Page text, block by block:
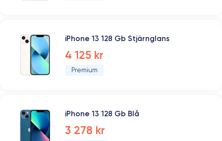
iPhone 13 128 Gb Stjärnglans
4 125 kr
Premium
iPhone 13 128 Gb Blå
3 278 kr